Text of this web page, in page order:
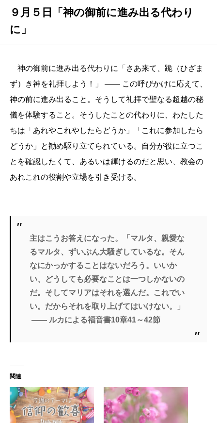
９月５日「神の御前に進み出る代わり
に」
神の御前に進み出る代わりに「さあ来て、跪（ひざま
ず）き神を礼拝しよう！」 ―― この呼びかけに応えて、
神の前に進み出ること。そうして礼拝で聖なる超越の秘
儀を体験すること。そうしたことの代わりに、わたした
ちは「あれやこれやしたらどうか」「これに参加したら
どうか」と勧め駆り立てられている。自分が役に立つこ
とを確認したくて、あるいは輝けるのだと思い、教会の
あれこれの役割や立場を引き受ける。
主はこうお答えになった。「マルタ、親愛な
るマルタ、ずいぶん大騒ぎしているな。そん
なにかっかすることはないだろう。いいか
い、どうしても必要なことは一つしかないの
だ。そしてマリアはそれを選んだ。これでい
い。だからそれを取り上げてはいけない。」
―― ルカによる福音書10章41～42節
関連